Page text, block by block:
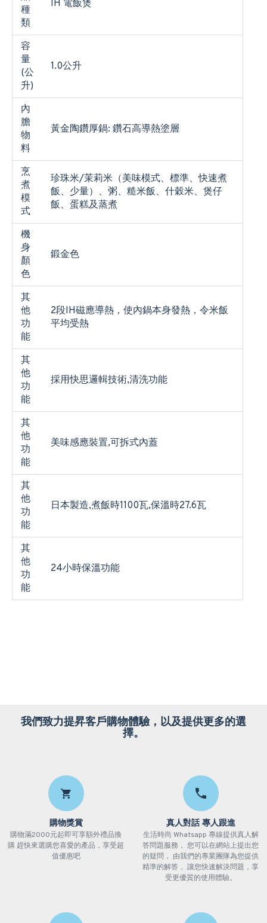
種
類
IH 電飯煲
容
量
(公
升)
1.0公升
內
膽
物
料
黃金陶鑽厚鍋: 鑽石高導熱塗層
烹
煮
模
式
珍珠米/茉莉米（美味模式、標準、快速煮
飯、少量）、粥、糙米飯、什穀米、煲仔
飯、蛋糕及蒸煮
機
身
顏
色
鍛金色
其
他
功
能
2段IH磁應導熱，使內鍋本身發熱，令米飯
平均受熱
其
他
功
能
採用快思邏輯技術,清洗功能
其
他
功
能
美味感應裝置,可拆式內蓋
其
他
功
能
日本製造,煮飯時1100瓦,保溫時27.6瓦
其
他
功
能
24小時保溫功能
我們致力提昇客戶購物體驗，以及提供更多的選
擇。
購物獎賞
購物滿2000元起即可享額外禮品換
購 趕快來選購您喜愛的產品，享受超
值優惠吧
真人對話 專人跟進
生活時尚 Whatsapp 專線提供真人解
答問題服務， 您可以在網站上提出您
的疑問， 由我們的專業團隊為您提供
精準的解答， 讓您快速解決問題，享
受更優質的使用體驗。